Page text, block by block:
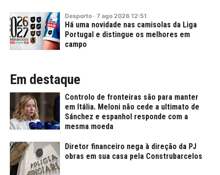
Desporto · 7 ago 2026 12:51
Há uma novidade nas camisolas da Liga
Portugal e distingue os melhores em
campo
Em destaque
Controlo de fronteiras são para manter
em Itália. Meloni não cede a ultimato de
Sánchez e espanhol responde com a
mesma moeda
Diretor financeiro nega à direção da PJ
obras em sua casa pela Construbarcelos